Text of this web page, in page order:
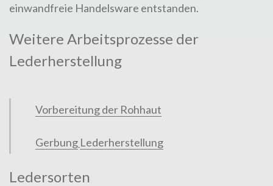
einwandfreie Handelsware entstanden.
Weitere Arbeitsprozesse der
Lederherstellung
Vorbereitung der Rohhaut
Gerbung Lederherstellung
Ledersorten